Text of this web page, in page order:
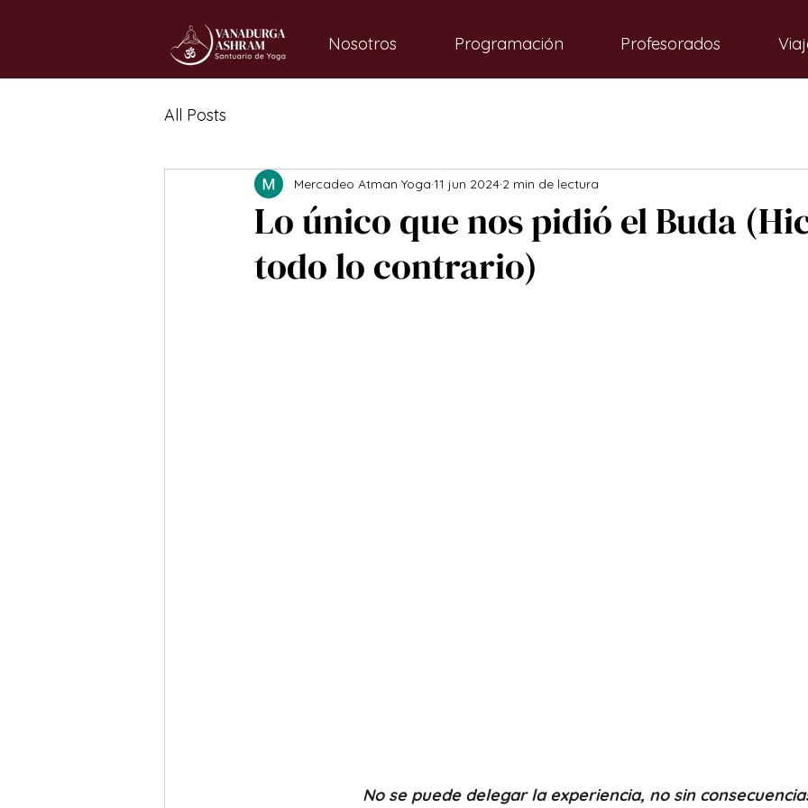
Nosotros Programación Profesorados
All Posts
Lo único que nos pidió el Buda
todo lo contrario)
Mercadeo Atman Yoga 11 jun 2024 2 min de lectura
No se puede delegar la experiencia, no sin